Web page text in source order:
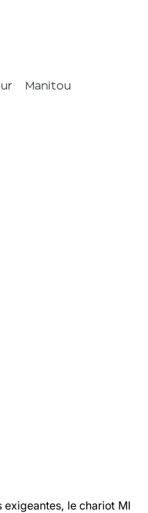
Manitou
le chariot MI